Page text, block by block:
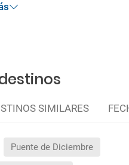
SIMILARES
Puente de Diciembre